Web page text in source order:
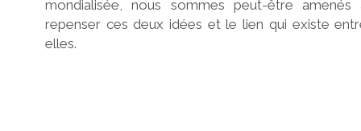
mondialisée, nous sommes peut-être amenés
repenser ces deux idées et le lien qui existe
elles.